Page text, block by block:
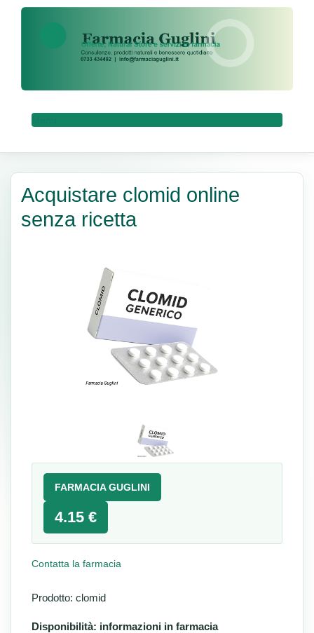
Acquistare clomid online
senza ricetta
FARMACIA GUGLINI
4.15 €
Contatta la farmacia
Prodotto: clomid
Disponibilità: informazioni in farmacia